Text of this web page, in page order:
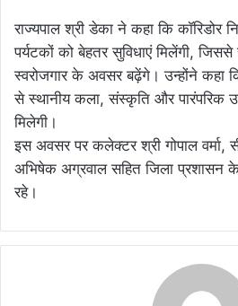
राज्यपाल श्री डेका ने कहा कि कॉरिडोर
पर्यटकों को बेहतर सुविधाएं मिलेंगी,
स्वरोजगार के अवसर बढ़ेंगे। उन्होंने कहा
से स्थानीय कला, संस्कृति और पारंपरिक
मिलेगी।
इस अवसर पर कलेक्टर श्री गोपाल वर्मा,
अभिषेक अग्रवाल सहित जिला प्रशासन के
रहे।